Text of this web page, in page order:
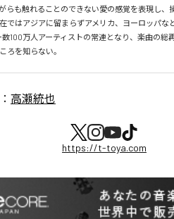
らも触れることのできない愛の感覚を表現し、
ではアジアに留まらずアメリカ、ヨーロッパな
100万人アーティストの常連となり、楽曲の総
ろを知らない。
高瀬統也
https://t-toya.com